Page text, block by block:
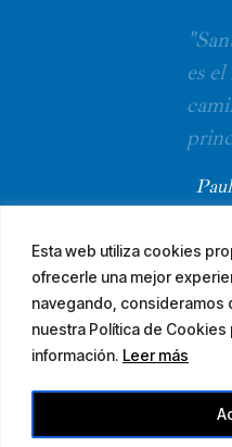
Esta web utiliza cookies
ofrecerle una mejor
navegando, consideramos
nuestra Política de Cookies
información. Leer más
es
© 2026 El Camino Mozárabe de